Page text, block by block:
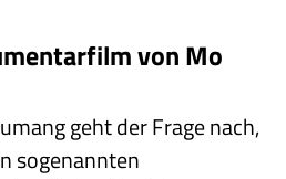
von Mo
geht der Frage nach,
sogenannten